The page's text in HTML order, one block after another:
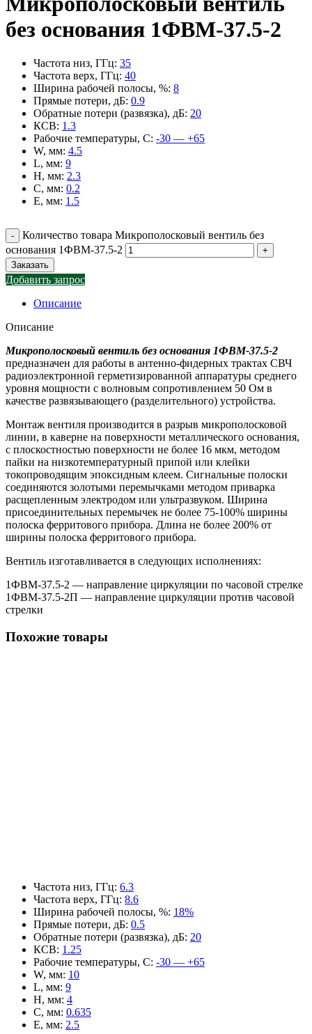
без основания 1ФВМ-37.5-2
Частота низ, ГГц: 35
Частота верх, ГГц: 40
Ширина рабочей полосы, %: 8
Прямые потери, дБ: 0.9
Обратные потери (развязка), дБ: 20
КСВ: 1.3
Рабочие температуры, С: -30 — +65
W, мм: 4.5
L, мм: 9
H, мм: 2.3
C, мм: 0.2
E, мм: 1.5
Количество товара Микрополосковый вентиль без
основания 1ФВМ-37.5-2
Заказать
Добавить запрос
Описание
Описание
Микрополосковый вентиль без основания 1ФВМ-37.5-2
предназначен для работы в антенно-фидерных трактах СВЧ
радиоэлектронной герметизированной аппаратуры среднего
уровня мощности с волновым сопротивлением 50 Ом в
качестве развязывающего (разделительного) устройства.
Монтаж вентиля производится в разрыв микрополосковой
линии, в каверне на поверхности металлического основания,
с плоскостностью поверхности не более 16 мкм, методом
пайки на низкотемпературный припой или клейки
токопроводящим эпоксидным клеем. Сигнальные полоски
соединяются золотыми перемычками методом приварка
расщепленным электродом или ультразвуком. Ширина
присоединительных перемычек не более 75-100% ширины
полоска ферритового прибора. Длина не более 200% от
ширины полоска ферритового прибора.
Вентиль изготавливается в следующих исполнениях:
1ФВМ-37.5-2 — направление циркуляции по часовой стрелке
1ФВМ-37.5-2П — направление циркуляции против часовой
стрелки
Похожие товары
Частота низ, ГГц: 6.3
Частота верх, ГГц: 8.6
Ширина рабочей полосы, %: 18%
Прямые потери, дБ: 0.5
Обратные потери (развязка), дБ: 20
КСВ: 1.25
Рабочие температуры, С: -30 — +65
W, мм: 10
L, мм: 9
H, мм: 4
C, мм: 0.635
E, мм: 2.5